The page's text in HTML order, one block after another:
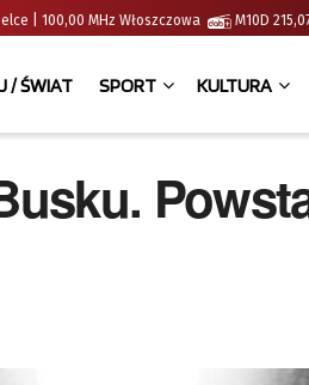
| 100,00 MHz Włoszczowa M10D
/ ŚWIAT SPORT KULTURA